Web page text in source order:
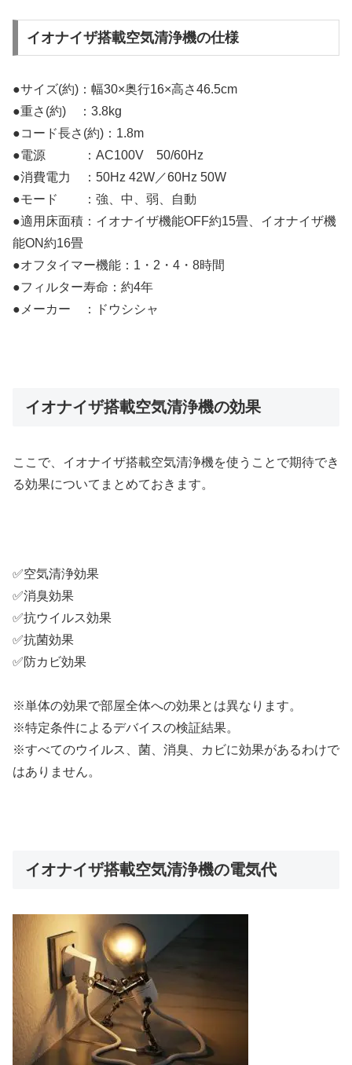
イオナイザ搭載空気清浄機の仕様
●サイズ(約)：幅30×奥行16×高さ46.5cm
●重さ(約) ：3.8kg
●コード長さ(約)：1.8m
●電源 ：AC100V 50/60Hz
●消費電力 ：50Hz 42W／60Hz 50W
●モード ：強、中、弱、自動
●適用床面積：イオナイザ機能OFF約15畳、イオナイザ機
能ON約16畳
●オフタイマー機能：1・2・4・8時間
●フィルター寿命：約4年
●メーカー ：ドウシシャ
イオナイザ搭載空気清浄機の効果
ここで、イオナイザ搭載空気清浄機を使うことで期待でき
る効果についてまとめておきます。
✅空気清浄効果
✅消臭効果
✅抗ウイルス効果
✅抗菌効果
✅防カビ効果
※単体の効果で部屋全体への効果とは異なります。
※特定条件によるデバイスの検証結果。
※すべてのウイルス、菌、消臭、カビに効果があるわけで
はありません。
イオナイザ搭載空気清浄機の電気代